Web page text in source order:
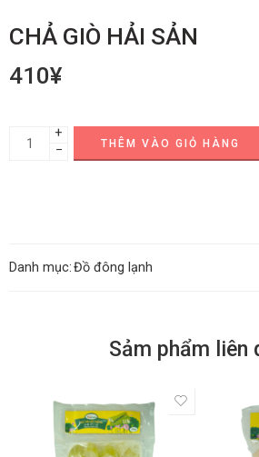
CHẢ GIÒ HẢI SẢN
410¥
+
−
THÊM VÀO GIỎ HÀNG
Danh mục:Đồ đông lạnh
Sảm phẩm liên